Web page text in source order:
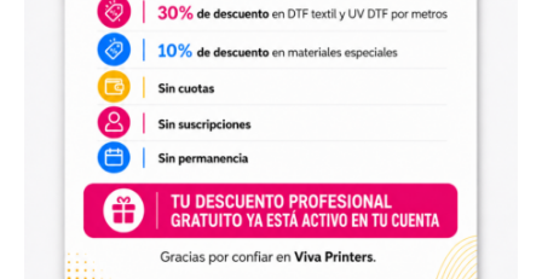
pode influenciar positivamente a
percepção dos clientes e a imagem da
sua marca, o que é crucial para o
sucesso em ambientes comerciais.
DURABILIDADE E RESISTÊNCIA
Materiais de Alta Qualidade:
Fabricada